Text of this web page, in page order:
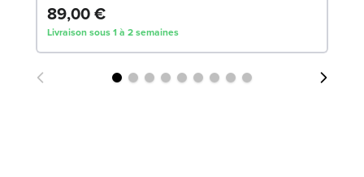
89,00 €
Livraison sous 1 à 2 semaines